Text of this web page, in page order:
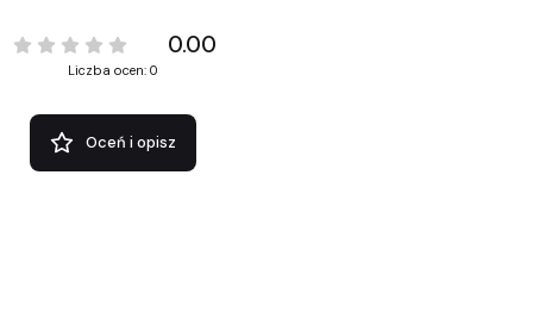
0.00
Liczba ocen: 0
Oceń i opisz